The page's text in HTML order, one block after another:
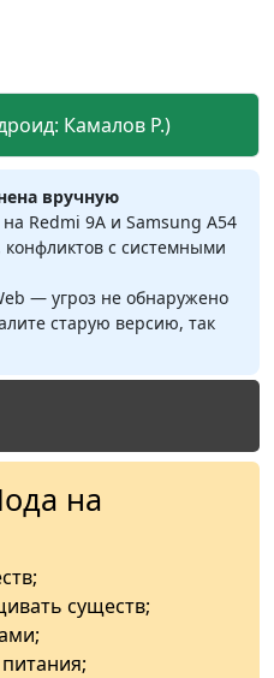
Камалов Р.)
вручную
Redmi 9A и Samsung A54
с системными
— угроз не обнаружено
старую версию, так
на
существ;